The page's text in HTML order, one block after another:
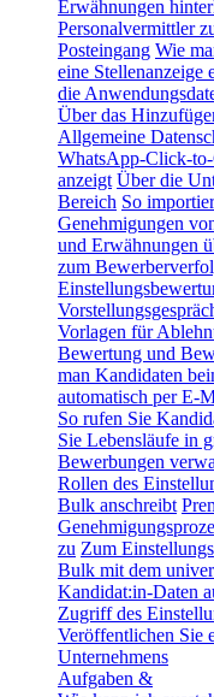
Erwähnungen
Personalvermittler
Posteingang Wie
eine Stellenanzeige
die
Über das
Allgemeine
WhatsApp-Click-
anzeigt Über die
Bereich So
Genehmigungen
und Erwähnungen
zum
Vorlagen für
Bewertung und
man Kandidaten
automatisch per E-
So rufen Sie
Sie Lebensläufe in
Bewerbungen
Rollen des
Bulk anschreibt
zu Zum
Bulk mit dem
Kandidat:in-Daten
Zugriff des
Veröffentlichen Sie
Unternehmens
Aufgaben &